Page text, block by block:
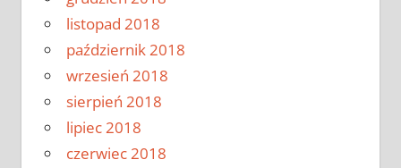
listopad 2018
październik 2018
wrzesień 2018
sierpień 2018
lipiec 2018
czerwiec 2018